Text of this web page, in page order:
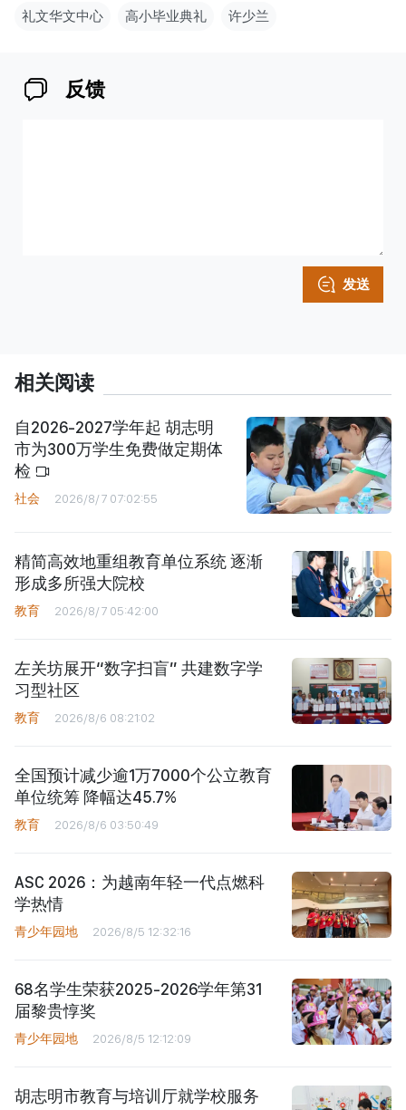
礼文华文中心 高小毕业典礼 许少兰
反馈
发送
相关阅读
自2026-2027学年起 胡志明
市为300万学生免费做定期体
检
社会 2026/8/7 07:02:55
精简高效地重组教育单位系统 逐渐
形成多所强大院校
教育 2026/8/7 05:42:00
左关坊展开“数字扫盲” 共建数字学
习型社区
教育 2026/8/6 08:21:02
全国预计减少逾1万7000个公立教育
单位统筹 降幅达45.7%
教育 2026/8/6 03:50:49
ASC 2026：为越南年轻一代点燃科
学热情
青少年园地 2026/8/5 12:32:16
68名学生荣获2025-2026学年第31
届黎贵惇奖
青少年园地 2026/8/5 12:12:09
胡志明市教育与培训厅就学校服务